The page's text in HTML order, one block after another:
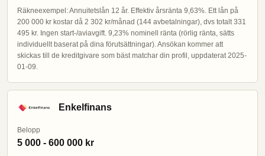
Räkneexempel: Annuitetslån 12 år. Effektiv årsränta 9,63%. Ett lån på
200 000 kr kostar då 2 302 kr/månad (144 avbetalningar), dvs totalt 331
495 kr. Ingen start-/aviavgift. 9,23% nominell ränta (rörlig ränta, sätts
individuellt baserat på dina förutsättningar). Ansökan kommer att
skickas till de kreditgivare som bäst matchar din profil, uppdaterat 2025-
01-09.
Enkelfinans
Belopp
5 000 - 600 000 kr